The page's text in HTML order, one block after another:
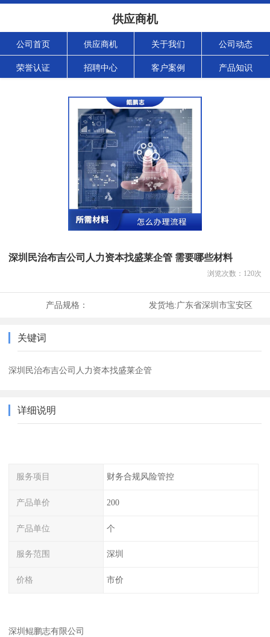
供应商机
公司首页 供应商机 关于我们 公司动态
荣誉认证 招聘中心 客户案例 产品知识
深圳民治布吉公司人力资本找盛莱企管 需要哪些材料
浏览次数： 120次
产品规格： 发货地:广东省深圳市宝安区
关键词
深圳民治布吉公司人力资本找盛莱企管
详细说明
服务项目 财务合规风险管控
产品单价 200
产品单位 个
服务范围 深圳
价格 市价
深圳鲲鹏志有限公司